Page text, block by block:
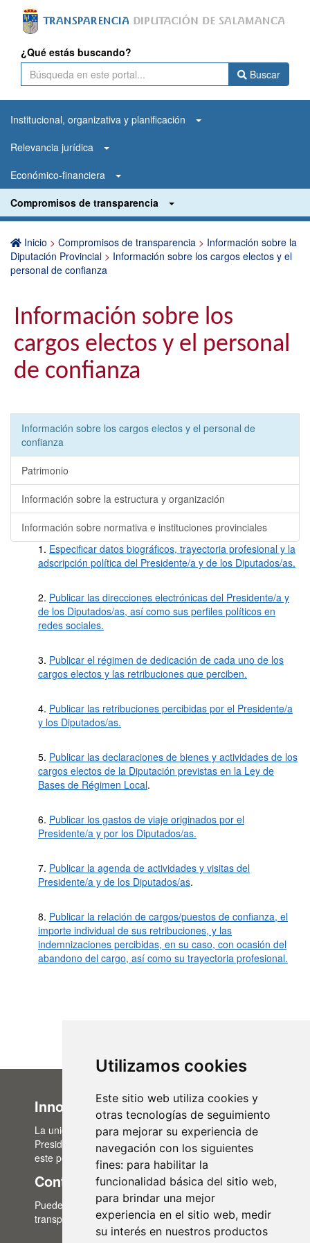
Utilizamos cookies
Este sitio web utiliza cookies y
otras tecnologías de seguimiento
para mejorar su experiencia de
navegación con los siguientes
fines: para habilitar la
funcionalidad básica del sitio web,
para brindar una mejor
experiencia en el sitio web, medir
su interés en nuestros productos
¿Qué estás buscando?
Buscar
Institucional, organizativa y planificación
Relevancia jurídica
Económico-financiera
Compromisos de transparencia
Inicio > Compromisos de transparencia > Información sobre la
Diputación Provincial > Información sobre los cargos electos y el
personal de confianza
Información sobre los
cargos electos y el personal
de confianza
Información sobre los cargos electos y el personal de
confianza
Patrimonio
Información sobre la estructura y organización
Información sobre normativa e instituciones provinciales
1. Especificar datos biográficos, trayectoria profesional y la
adscripción política del Presidente/a y de los Diputados/as.
2. Publicar las direcciones electrónicas del Presidente/a y
de los Diputados/as, así como sus perfiles políticos en
redes sociales.
3. Publicar el régimen de dedicación de cada uno de los
cargos electos y las retribuciones que perciben.
4. Publicar las retribuciones percibidas por el Presidente/a
y los Diputados/as.
5. Publicar las declaraciones de bienes y actividades de los
cargos electos de la Diputación previstas en la Ley de
Bases de Régimen Local.
6. Publicar los gastos de viaje originados por el
Presidente/a y por los Diputados/as.
7. Publicar la agenda de actividades y visitas del
Presidente/a y de los Diputados/as.
8. Publicar la relación de cargos/puestos de confianza, el
importe individual de sus retribuciones, y las
indemnizaciones percibidas, en su caso, con ocasión del
abandono del cargo, así como su trayectoria profesional.
Innovación Administrativa
La unidad de Innovación Administrativa, del Área de
Presidencia, es la encargada de la actualización de
este portal de transparencia.
Contacto
Puedes contactar con nosotros a través del correo:
transparencia@lasalina.es